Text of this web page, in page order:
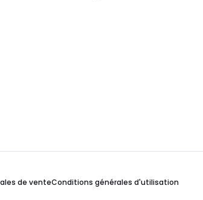
de venteConditions générales d'utilisation